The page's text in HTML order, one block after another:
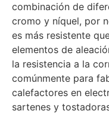
combinación de
cromo y níquel, por
es más resistente
elementos de
la resistencia a la
comúnmente para
calefactores en
sartenes y